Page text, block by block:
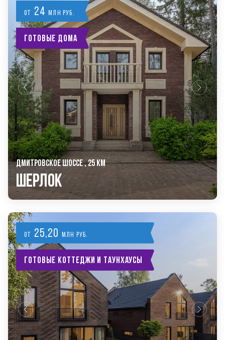
от 24млн руб.
Готовые дома
ДМИТРОВСКОЕ ШОССЕ , 25 КМ
Шерлок
от 25,20 млн руб.
Готовые коттеджи и таунхаусы